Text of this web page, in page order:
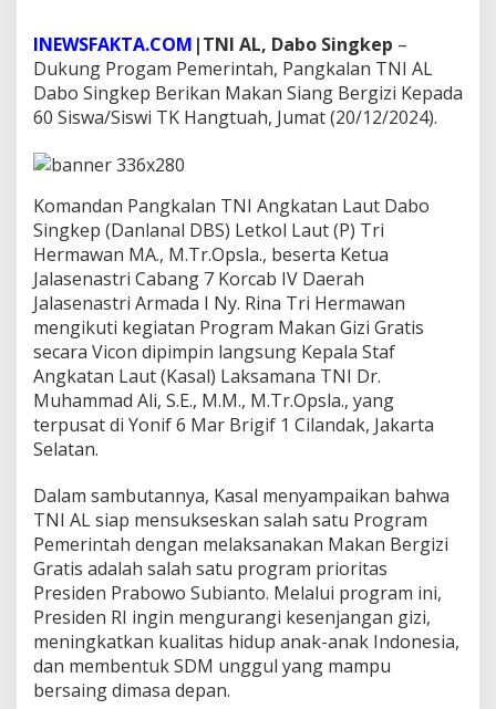
n
k
e
p
e
i
k
a
n
M
a
k
a
n
S
i
a
r
a
t
s
K
e
p
d
a
INEWSFAKTA.COM |TNI AL, Dabo Singkep –
Dukung Progam Pemerintah, Pangkalan TNI AL
Dabo Singkep Berikan Makan Siang Bergizi Kepada
60 Siswa/Siswi TK Hangtuah, Jumat (20/12/2024).
Komandan Pangkalan TNI Angkatan Laut Dabo
Singkep (Danlanal DBS) Letkol Laut (P) Tri
Hermawan MA., M.Tr.Opsla., beserta Ketua
Jalasenastri Cabang 7 Korcab IV Daerah
Jalasenastri Armada I Ny. Rina Tri Hermawan
mengikuti kegiatan Program Makan Gizi Gratis
secara Vicon dipimpin langsung Kepala Staf
Angkatan Laut (Kasal) Laksamana TNI Dr.
Muhammad Ali, S.E., M.M., M.Tr.Opsla., yang
terpusat di Yonif 6 Mar Brigif 1 Cilandak, Jakarta
Selatan.
Dalam sambutannya, Kasal menyampaikan bahwa
TNI AL siap mensukseskan salah satu Program
Pemerintah dengan melaksanakan Makan Bergizi
Gratis adalah salah satu program prioritas
Presiden Prabowo Subianto. Melalui program ini,
Presiden RI ingin mengurangi kesenjangan gizi,
meningkatkan kualitas hidup anak-anak Indonesia,
dan membentuk SDM unggul yang mampu
bersaing dimasa depan.